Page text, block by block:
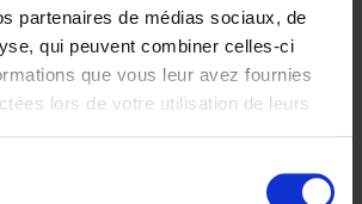
partenaires de médias sociaux, de
qui peuvent combiner celles-ci
que vous leur avez fournies
lors de votre utilisation de leurs
€29,99